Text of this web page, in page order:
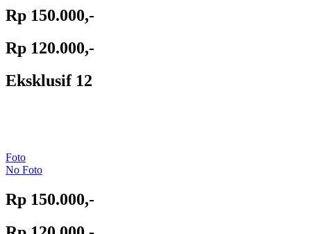
Rp 150.000,-
Rp 120.000,-
Eksklusif 12
Foto
No Foto
Rp 150.000,-